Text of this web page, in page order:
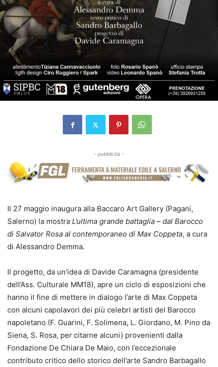
- pubblicità -
Il 27 maggio inaugura alla Baccaro Art Gallery (Pagani,
Salerno) la mostra L’ultima grande battaglia – dal Barocco
di Salvator Rosa al contemporaneo di Max Coppeta, a cura
di Alessandro Demma.
Il progetto, da un’idea di Davide Caramagna (presidente
dell’Ass. Culturale MM18), apre un ciclo di esposizioni che
hanno il fine di mettere in dialogo l’arte di Max Coppeta
con alcuni capolavori dei più celebri artisti del Barocco
napoletano (F. Guarini, F. Solimena, L. Giordano, M. Pino da
Siena, S. Rosa, per citarne alcuni) provenienti dalla
Fondazione De Chiara De Maio, con l’eccezionale
contributo critico dello storico dell’arte Sandro Barbagallo